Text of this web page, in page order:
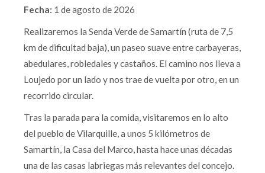
Fecha: 1 de agosto de 2026
Realizaremos la Senda Verde de Samartín (ruta de 7,5
km de dificultad baja), un paseo suave entre carbayeras,
abedulares, robledales y castaños. El camino nos lleva a
Loujedo por un lado y nos trae de vuelta por otro, en un
recorrido circular.
Tras la parada para la comida, visitaremos en lo alto
del pueblo de Vilarquille, a unos 5 kilómetros de
Samartín, la Casa del Marco, hasta hace unas décadas
una de las casas labriegas más relevantes del concejo.